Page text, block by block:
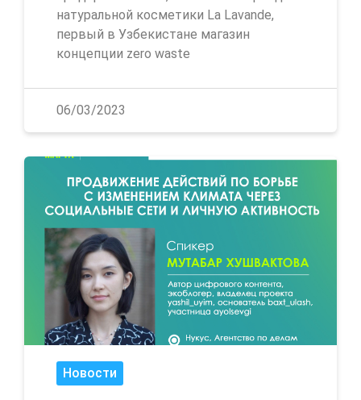
натуральной косметики La Lavande,
первый в Узбекистане магазин
концепции zero waste
06/03/2023
Новости